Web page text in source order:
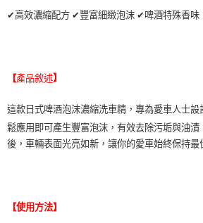
✔高效濃縮配方 ✔豐富細緻泡沫 ✔啤酒特殊香味
【產品敘述】
這款日式啤酒泡沫濃縮洗車精，專為愛車人士設
鬆應用即可產生豐富泡沫，有效去除污垢與油漬
後，車輛表面光亮如新，讓你的愛車始終保持最
【使用方法】